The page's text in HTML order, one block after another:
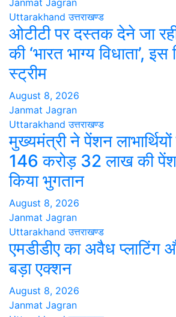
Janmat Jagran
Uttarakhand उत्तराखण्ड
ओटीटी पर दस्तक देने जा
की ‘भारत भाग्य विधाता’, इस
स्ट्रीम
August 8, 2026
Janmat Jagran
Uttarakhand उत्तराखण्ड
मुख्यमंत्री ने पेंशन
146 करोड़ 32 लाख की
किया भुगतान
August 8, 2026
Janmat Jagran
Uttarakhand उत्तराखण्ड
एमडीडीए का अवैध प्लाटिंग
बड़ा एक्शन
August 8, 2026
Janmat Jagran